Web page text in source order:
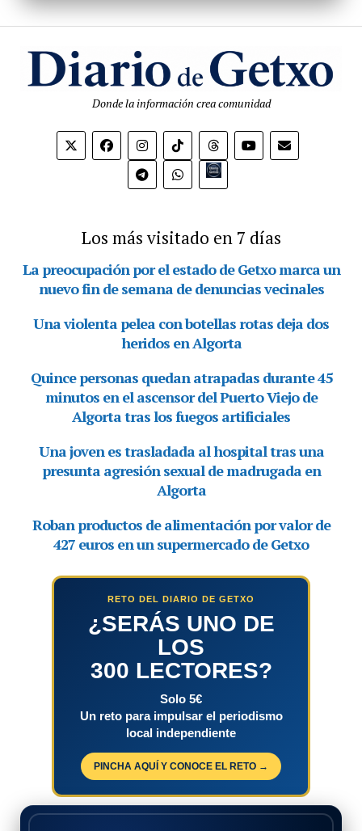
Donde la información crea comunidad
Bio.link
Los más visitado en 7 días
RETO DEL DIARIO DE GETXO
¿SERÁS UNO DE
LOS
300 LECTORES?
Solo 5€
Un reto para impulsar el periodismo
local independiente
PINCHA AQUÍ Y CONOCE EL RETO →